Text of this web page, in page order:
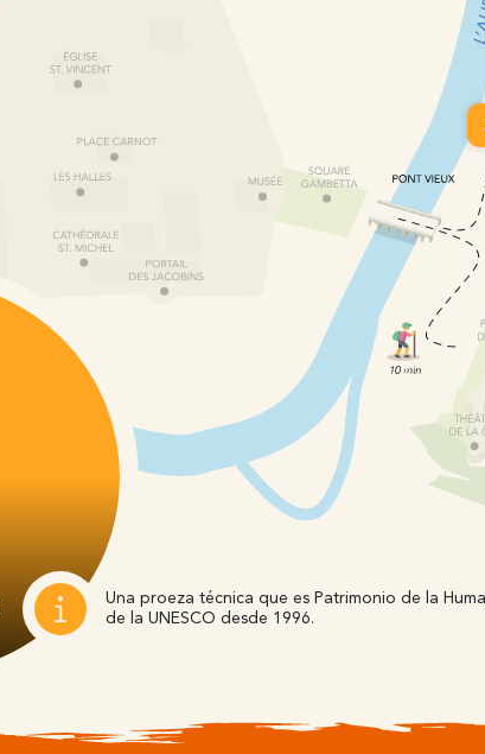
Una proeza técnica que es Patrimonio de la
de la UNESCO desde 1996.